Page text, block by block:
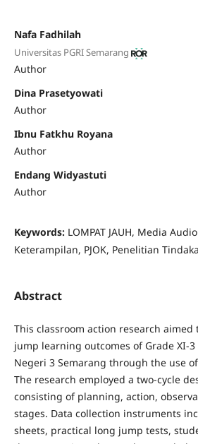
Nafa Fadhilah
Universitas PGRI Semarang
Author
Dina Prasetyowati
Author
Ibnu Fatkhu Royana
Author
Endang Widyastuti
Author
Keywords: LOMPAT JAUH, Media
Keterampilan, PJOK, Penelitian
Abstract
This classroom action research
jump learning outcomes of Grade XI-
Negeri 3 Semarang through the use
The research employed a two-cycle
consisting of planning, action,
stages. Data collection instruments
sheets, practical long jump tests,